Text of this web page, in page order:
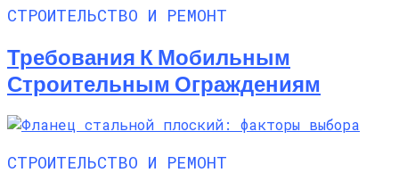
СТРОИТЕЛЬСТВО И РЕМОНТ
Требования К Мобильным
Строительным Ограждениям
СТРОИТЕЛЬСТВО И РЕМОНТ